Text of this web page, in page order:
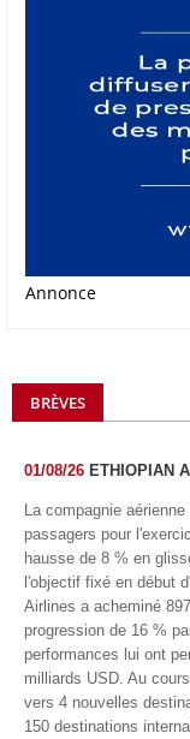
Annonce
BRÈVES
01/08/26 ETHIOPIAN
La compagnie
passagers pour
hausse de 8 % en
l'objectif fixé en début
Airlines a acheminé
progression de 16 %
performances lui ont
milliards USD. Au
vers 4 nouvelles
150 destinations